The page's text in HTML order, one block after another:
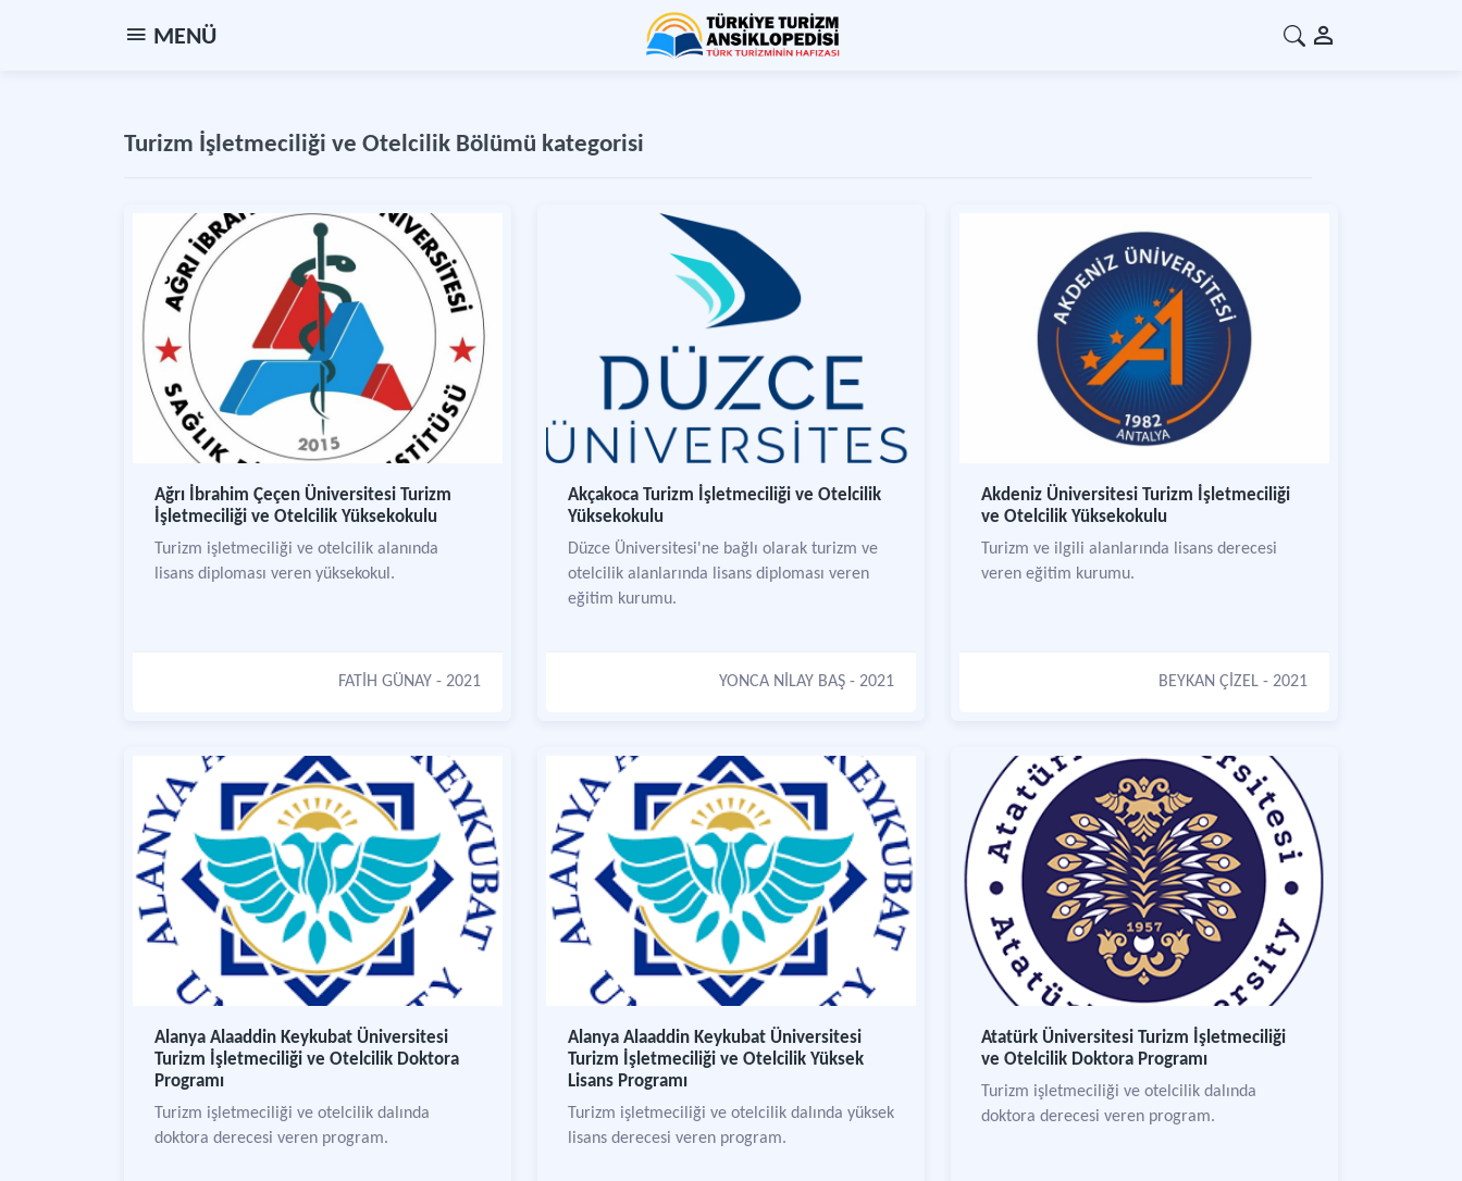
MENÜ
Turizm İşletmeciliği ve Otelcilik Bölümü kategorisi
Ağrı İbrahim Çeçen Üniversitesi Turizm
İşletmeciliği ve Otelcilik Yüksekokulu
Turizm işletmeciliği ve otelcilik alanında
lisans diploması veren yüksekokul.
FATİH GÜNAY - 2021
Akçakoca Turizm İşletmeciliği ve Otelcilik
Yüksekokulu
Düzce Üniversitesi'ne bağlı olarak turizm ve
otelcilik alanlarında lisans diploması veren
eğitim kurumu.
YONCA NİLAY BAŞ - 2021
Akdeniz Üniversitesi Turizm İşletmeciliği
ve Otelcilik Yüksekokulu
Turizm ve ilgili alanlarında lisans derecesi
veren eğitim kurumu.
BEYKAN ÇİZEL - 2021
Alanya Alaaddin Keykubat Üniversitesi
Turizm İşletmeciliği ve Otelcilik Doktora
Programı
Turizm işletmeciliği ve otelcilik dalında
doktora derecesi veren program.
Alanya Alaaddin Keykubat Üniversitesi
Turizm İşletmeciliği ve Otelcilik Yüksek
Lisans Programı
Turizm işletmeciliği ve otelcilik dalında yüksek
lisans derecesi veren program.
Atatürk Üniversitesi Turizm İşletmeciliği
ve Otelcilik Doktora Programı
Turizm işletmeciliği ve otelcilik dalında
doktora derecesi veren program.